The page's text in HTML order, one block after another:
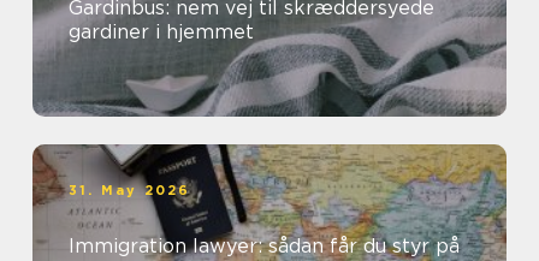
Gardinbus: nem vej til skræddersyede
gardiner i hjemmet
31. May 2026
Immigration lawyer: sådan får du styr på